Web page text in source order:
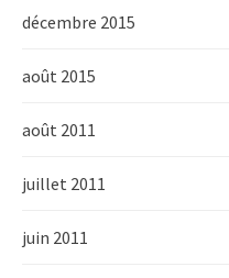
décembre 2015
août 2015
août 2011
juillet 2011
juin 2011